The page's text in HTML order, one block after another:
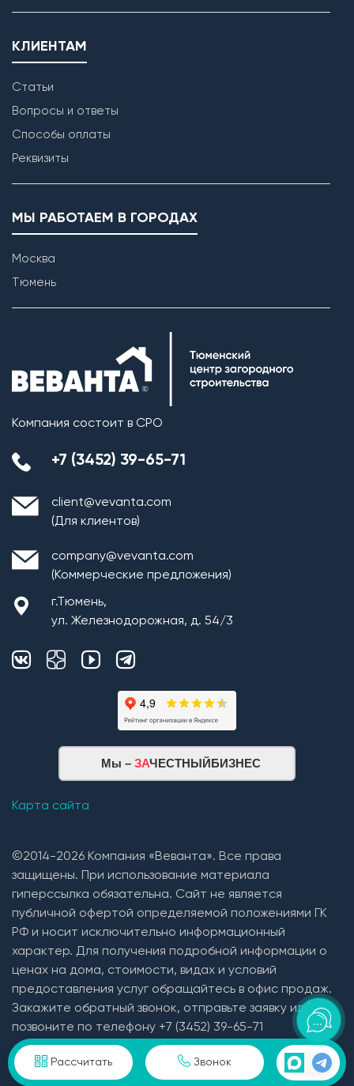
Рассчитать Звонок
КЛИЕНТАМ
Статьи
Вопросы и ответы
Способы оплаты
Реквизиты
МЫ РАБОТАЕМ В ГОРОДАХ
Москва
Тюмень
Компания состоит в СРО
+7 (3452) 39-65-71
client@vevanta.com
(Для клиентов)
company@vevanta.com
(Коммерческие предложения)
г.Тюмень,
ул. Железнодорожная, д. 54/3
Мы – ЗАЧЕСТНЫЙБИЗНЕС
Карта сайта
©2014-2026 Компания «Веванта». Все права
защищены. При использование материала
гиперссылка обязательна. Сайт не является
публичной офертой определяемой положениями ГК
РФ и носит исключительно информационный
характер. Для получения подробной информации о
ценах на дома, стоимости, видах и условий
предоставления услуг обращайтесь в офис продаж.
Закажите обратный звонок, отправьте заявку или
позвоните по телефону +7 (3452) 39-65-71
Пользовательское соглашение и политика
конфиденциальности в отношении персональных